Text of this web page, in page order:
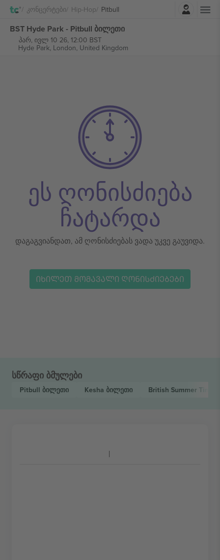
Კონცერტები Hip-Hop Pitbull
BST Hyde Park - Pitbull ბილეთი
პარ, ივლ 10 26, 12:00 BST
Hyde Park, London, United Kingdom
ეს ღონისძიება
ჩატარდა
დაგაგვიანდათ, ამ ღონისძიებას ვადა უკვე გაუვიდა.
ᲘᲮᲘᲚᲔᲗ ᲛᲝᲛᲐᲕᲐᲚᲘ ᲦᲝᲜᲘᲡᲫᲘᲔᲑᲔᲑᲘ
სწრაფი ბმულები
Pitbull ბილეთი Kesha ბილეთი British Summer Time